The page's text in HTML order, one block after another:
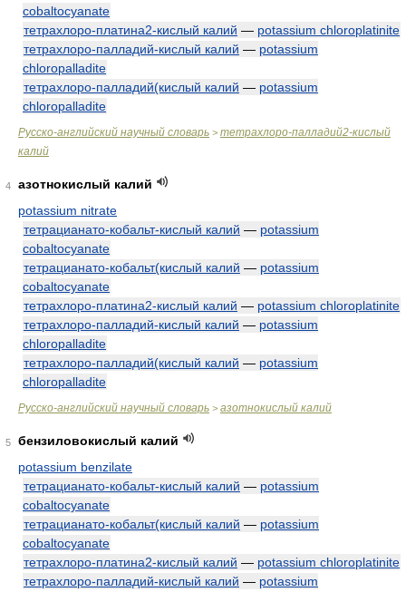
cobaltocyanate
тетрахлоро-платина2-кислый калий — potassium chloroplatinite
тетрахлоро-палладий-кислый калий — potassium
chloropalladite
тетрахлоро-палладий(кислый калий — potassium
chloropalladite
Русско-английский научный словарь > тетрахлоро-палладий2-кислый
калий
4
азотнокислый калий
potassium nitrate
тетрацианато-кобальт-кислый калий — potassium
cobaltocyanate
тетрацианато-кобальт(кислый калий — potassium
cobaltocyanate
тетрахлоро-платина2-кислый калий — potassium chloroplatinite
тетрахлоро-палладий-кислый калий — potassium
chloropalladite
тетрахлоро-палладий(кислый калий — potassium
chloropalladite
Русско-английский научный словарь > азотнокислый калий
5
бензиловокислый калий
potassium benzilate
тетрацианато-кобальт-кислый калий — potassium
cobaltocyanate
тетрацианато-кобальт(кислый калий — potassium
cobaltocyanate
тетрахлоро-платина2-кислый калий — potassium chloroplatinite
тетрахлоро-палладий-кислый калий — potassium